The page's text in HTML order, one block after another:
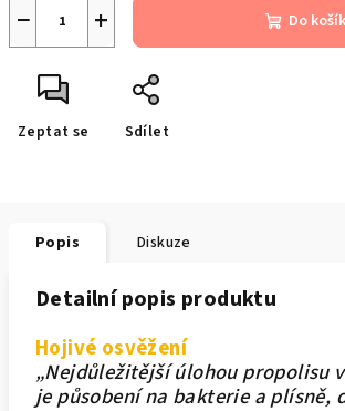
+
− Do
Zeptat se Sdílet
Popis Diskuze
Detailní popis produktu
Hojivé osvěžení
„Nejdůležitější úlohou propolisu
je působení na bakterie a plísně,